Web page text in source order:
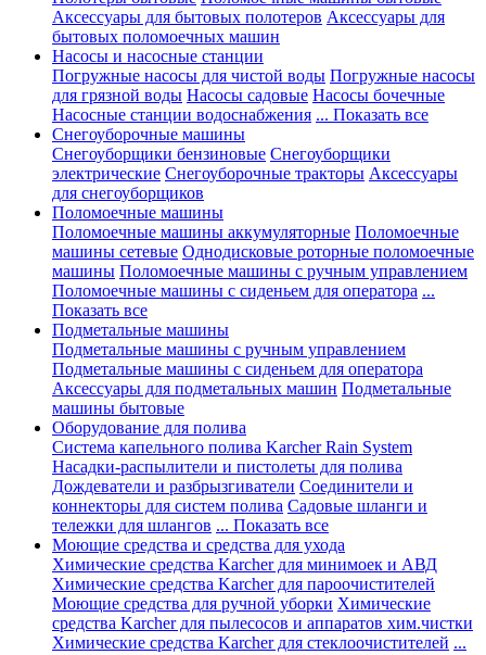
Аксессуары для бытовых полотеров Аксессуары для
бытовых поломоечных машин
Насосы и насосные станции
Погружные насосы для чистой воды Погружные насосы
для грязной воды Насосы садовые Насосы бочечные
Насосные станции водоснабжения ... Показать все
Снегоуборочные машины
Снегоуборщики бензиновые Снегоуборщики
электрические Снегоуборочные тракторы Аксессуары
для снегоуборщиков
Поломоечные машины
Поломоечные машины аккумуляторные Поломоечные
машины сетевые Однодисковые роторные поломоечные
машины Поломоечные машины с ручным управлением
Поломоечные машины с сиденьем для оператора ...
Показать все
Подметальные машины
Подметальные машины с ручным управлением
Подметальные машины с сиденьем для оператора
Аксессуары для подметальных машин Подметальные
машины бытовые
Оборудование для полива
Система капельного полива Karcher Rain System
Насадки-распылители и пистолеты для полива
Дождеватели и разбрызгиватели Соединители и
коннекторы для систем полива Садовые шланги и
тележки для шлангов ... Показать все
Моющие средства и средства для ухода
Химические средства Karcher для минимоек и АВД
Химические средства Karcher для пароочистителей
Моющие средства для ручной уборки Химические
средства Karcher для пылесосов и аппаратов хим.чистки
Химические средства Karcher для стеклоочистителей ...